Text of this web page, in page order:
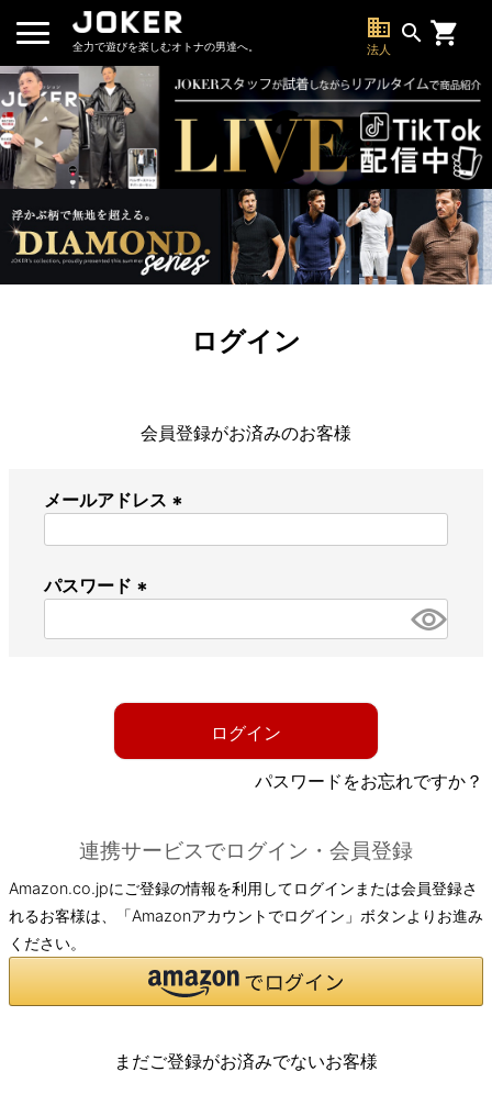
全力で遊びを楽しむオトナの男達へ。
business
法人
search
ログイン
会員登録がお済みのお客様
メールアドレス
パスワード
必
ログイン
パスワードをお忘れですか？
連携サービスでログイン・会員登録
Amazon.co.jpにご登録の情報を利用してログインまたは会員登録さ
れるお客様は、「Amazonアカウントでログイン」ボタンよりお進み
ください。
まだご登録がお済みでないお客様